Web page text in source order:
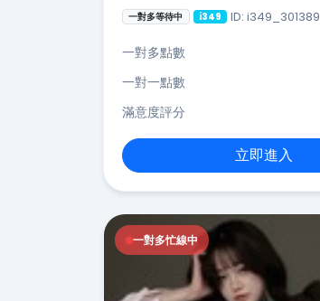
一對多等待中 i349 ID: i349_301389
一對多點數
一對一點數
滿意度評分
立即進入
一對多忙線中